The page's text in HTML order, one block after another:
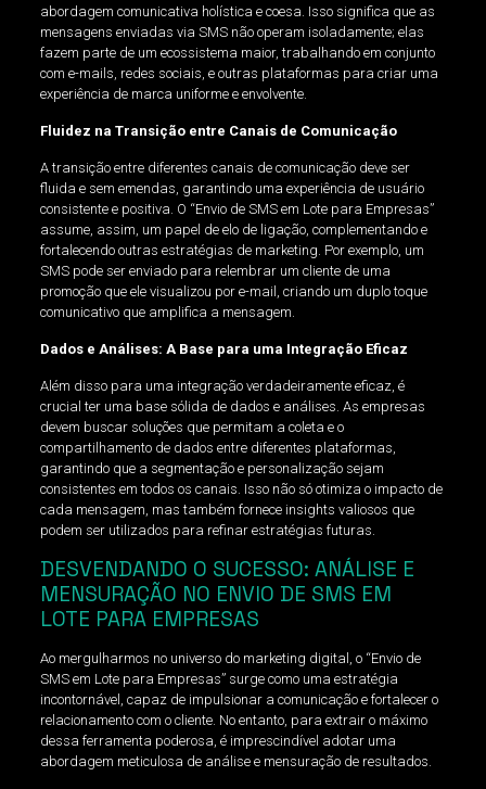
abordagem comunicativa holística e coesa. Isso significa que as
mensagens enviadas via SMS não operam isoladamente; elas
fazem parte de um ecossistema maior, trabalhando em conjunto
com e-mails, redes sociais, e outras plataformas para criar uma
experiência de marca uniforme e envolvente.
Fluidez na Transição entre Canais de Comunicação
A transição entre diferentes canais de comunicação deve ser
fluida e sem emendas, garantindo uma experiência de usuário
consistente e positiva. O “Envio de SMS em Lote para Empresas”
assume, assim, um papel de elo de ligação, complementando e
fortalecendo outras estratégias de marketing. Por exemplo, um
SMS pode ser enviado para relembrar um cliente de uma
promoção que ele visualizou por e-mail, criando um duplo toque
comunicativo que amplifica a mensagem.
Dados e Análises: A Base para uma Integração Eficaz
Além disso para uma integração verdadeiramente eficaz, é
crucial ter uma base sólida de dados e análises. As empresas
devem buscar soluções que permitam a coleta e o
compartilhamento de dados entre diferentes plataformas,
garantindo que a segmentação e personalização sejam
consistentes em todos os canais. Isso não só otimiza o impacto de
cada mensagem, mas também fornece insights valiosos que
podem ser utilizados para refinar estratégias futuras.
DESVENDANDO O SUCESSO: ANÁLISE E
MENSURAÇÃO NO ENVIO DE SMS EM
LOTE PARA EMPRESAS
Ao mergulharmos no universo do marketing digital, o “Envio de
SMS em Lote para Empresas” surge como uma estratégia
incontornável, capaz de impulsionar a comunicação e fortalecer o
relacionamento com o cliente. No entanto, para extrair o máximo
dessa ferramenta poderosa, é imprescindível adotar uma
abordagem meticulosa de análise e mensuração de resultados.